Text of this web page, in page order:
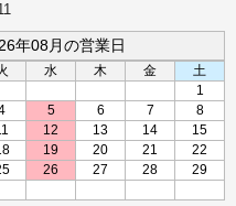
年08月の営業日
水 木 金
土
1
5 6 7
8
12 13 14
15
19 20 21
22
26 27 28
29